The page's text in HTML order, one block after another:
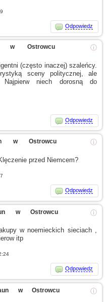
Odpowiedz
ⓘ
w Ostrowcu
(często inaczej) szaleńcy.
sceny politycznej, ale
niech dorosną do
Odpowiedz
ⓘ
w Ostrowcu
przed Niemcem?
Odpowiedz
ⓘ
w Ostrowcu
w noemieckich sieciach ,
itp
Odpowiedz
ⓘ
w Ostrowcu